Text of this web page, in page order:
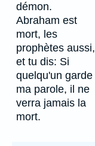
démon.
Abraham est
mort, les
prophètes aussi,
et tu dis: Si
quelqu'un garde
ma parole, il ne
verra jamais la
mort.